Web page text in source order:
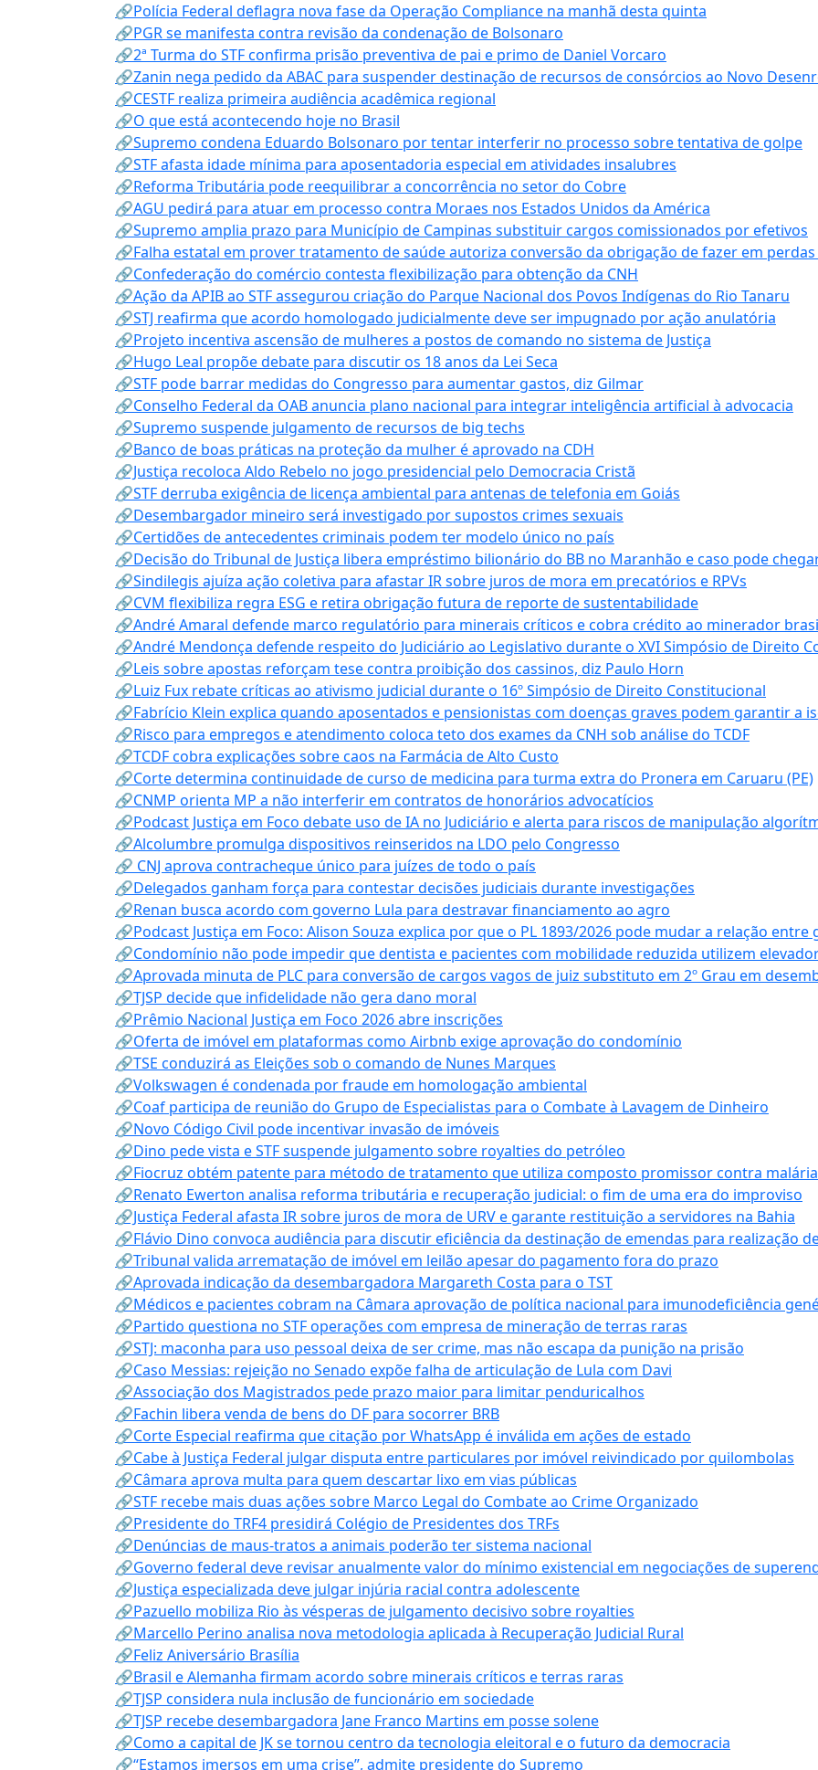
🔗Polícia Federal deflagra nova fase da Operação Compliance na manhã desta quinta
🔗PGR se manifesta contra revisão da condenação de Bolsonaro
🔗2ª Turma do STF confirma prisão preventiva de pai e primo de Daniel Vorcaro
🔗Zanin nega pedido da ABAC para suspender destinação de recursos de consórcios ao Novo
🔗CESTF realiza primeira audiência acadêmica regional
🔗O que está acontecendo hoje no Brasil
🔗Supremo condena Eduardo Bolsonaro por tentar interferir no processo sobre tentativa de golpe
🔗STF afasta idade mínima para aposentadoria especial em atividades insalubres
🔗Reforma Tributária pode reequilibrar a concorrência no setor do Cobre
🔗AGU pedirá para atuar em processo contra Moraes nos Estados Unidos da América
🔗Supremo amplia prazo para Município de Campinas substituir cargos comissionados por efetivos
🔗Falha estatal em prover tratamento de saúde autoriza conversão da obrigação de fazer em perdas
🔗Confederação do comércio contesta flexibilização para obtenção da CNH
🔗Ação da APIB ao STF assegurou criação do Parque Nacional dos Povos Indígenas do Rio Tanaru
🔗STJ reafirma que acordo homologado judicialmente deve ser impugnado por ação anulatória
🔗Projeto incentiva ascensão de mulheres a postos de comando no sistema de Justiça
🔗Hugo Leal propõe debate para discutir os 18 anos da Lei Seca
🔗STF pode barrar medidas do Congresso para aumentar gastos, diz Gilmar
🔗Conselho Federal da OAB anuncia plano nacional para integrar inteligência artificial à advocacia
🔗Supremo suspende julgamento de recursos de big techs
🔗Banco de boas práticas na proteção da mulher é aprovado na CDH
🔗Justiça recoloca Aldo Rebelo no jogo presidencial pelo Democracia Cristã
🔗STF derruba exigência de licença ambiental para antenas de telefonia em Goiás
🔗Desembargador mineiro será investigado por supostos crimes sexuais
🔗Certidões de antecedentes criminais podem ter modelo único no país
🔗Decisão do Tribunal de Justiça libera empréstimo bilionário do BB no Maranhão e caso pode chegar
🔗Sindilegis ajuíza ação coletiva para afastar IR sobre juros de mora em precatórios e RPVs
🔗CVM flexibiliza regra ESG e retira obrigação futura de reporte de sustentabilidade
🔗André Amaral defende marco regulatório para minerais críticos e cobra crédito ao minerador
🔗André Mendonça defende respeito do Judiciário ao Legislativo durante o XVI Simpósio de Direito
🔗Leis sobre apostas reforçam tese contra proibição dos cassinos, diz Paulo Horn
🔗Luiz Fux rebate críticas ao ativismo judicial durante o 16º Simpósio de Direito Constitucional
🔗Fabrício Klein explica quando aposentados e pensionistas com doenças graves podem garantir a
🔗Risco para empregos e atendimento coloca teto dos exames da CNH sob análise do TCDF
🔗TCDF cobra explicações sobre caos na Farmácia de Alto Custo
🔗Corte determina continuidade de curso de medicina para turma extra do Pronera em Caruaru (PE)
🔗CNMP orienta MP a não interferir em contratos de honorários advocatícios
🔗Podcast Justiça em Foco debate uso de IA no Judiciário e alerta para riscos de manipulação
🔗Alcolumbre promulga dispositivos reinseridos na LDO pelo Congresso
🔗 CNJ aprova contracheque único para juízes de todo o país
🔗Delegados ganham força para contestar decisões judiciais durante investigações
🔗Renan busca acordo com governo Lula para destravar financiamento ao agro
🔗Podcast Justiça em Foco: Alison Souza explica por que o PL 1893/2026 pode mudar a relação
🔗Condomínio não pode impedir que dentista e pacientes com mobilidade reduzida utilizem
🔗Aprovada minuta de PLC para conversão de cargos vagos de juiz substituto em 2º Grau em
🔗TJSP decide que infidelidade não gera dano moral
🔗Prêmio Nacional Justiça em Foco 2026 abre inscrições
🔗Oferta de imóvel em plataformas como Airbnb exige aprovação do condomínio
🔗TSE conduzirá as Eleições sob o comando de Nunes Marques
🔗Volkswagen é condenada por fraude em homologação ambiental
🔗Coaf participa de reunião do Grupo de Especialistas para o Combate à Lavagem de Dinheiro
🔗Novo Código Civil pode incentivar invasão de imóveis
🔗Dino pede vista e STF suspende julgamento sobre royalties do petróleo
🔗Fiocruz obtém patente para método de tratamento que utiliza composto promissor contra
🔗Renato Ewerton analisa reforma tributária e recuperação judicial: o fim de uma era do improviso
🔗Justiça Federal afasta IR sobre juros de mora de URV e garante restituição a servidores na Bahia
🔗Flávio Dino convoca audiência para discutir eficiência da destinação de emendas para realização
🔗Tribunal valida arrematação de imóvel em leilão apesar do pagamento fora do prazo
🔗Aprovada indicação da desembargadora Margareth Costa para o TST
🔗Médicos e pacientes cobram na Câmara aprovação de política nacional para imunodeficiência
🔗Partido questiona no STF operações com empresa de mineração de terras raras
🔗STJ: maconha para uso pessoal deixa de ser crime, mas não escapa da punição na prisão
🔗Caso Messias: rejeição no Senado expõe falha de articulação de Lula com Davi
🔗Associação dos Magistrados pede prazo maior para limitar penduricalhos
🔗Fachin libera venda de bens do DF para socorrer BRB
🔗Corte Especial reafirma que citação por WhatsApp é inválida em ações de estado
🔗Cabe à Justiça Federal julgar disputa entre particulares por imóvel reivindicado por quilombolas
🔗Câmara aprova multa para quem descartar lixo em vias públicas
🔗STF recebe mais duas ações sobre Marco Legal do Combate ao Crime Organizado
🔗Presidente do TRF4 presidirá Colégio de Presidentes dos TRFs
🔗Denúncias de maus-tratos a animais poderão ter sistema nacional
🔗Governo federal deve revisar anualmente valor do mínimo existencial em negociações de
🔗Justiça especializada deve julgar injúria racial contra adolescente
🔗Pazuello mobiliza Rio às vésperas de julgamento decisivo sobre royalties
🔗Marcello Perino analisa nova metodologia aplicada à Recuperação Judicial Rural
🔗Feliz Aniversário Brasília
🔗Brasil e Alemanha firmam acordo sobre minerais críticos e terras raras
🔗TJSP considera nula inclusão de funcionário em sociedade
🔗TJSP recebe desembargadora Jane Franco Martins em posse solene
🔗Como a capital de JK se tornou centro da tecnologia eleitoral e o futuro da democracia
🔗“Estamos imersos em uma crise”, admite presidente do Supremo